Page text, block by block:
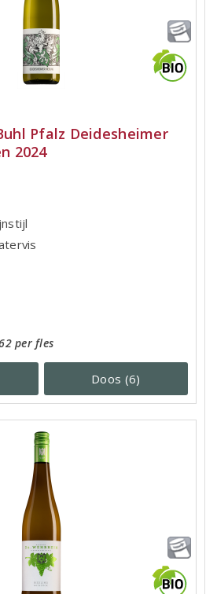
Pfalz Deidesheimer
2024
per fles
Doos (6)